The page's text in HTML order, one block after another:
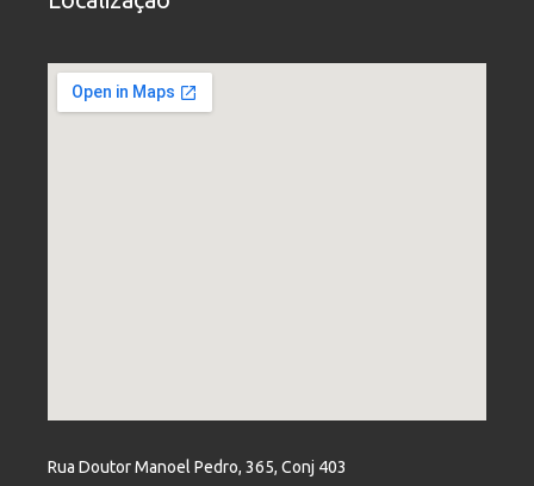
Rua Doutor Manoel Pedro, 365, Conj 403